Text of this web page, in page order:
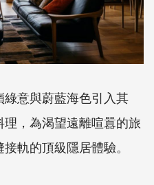
意與蔚藍海色引入其
，為渴望遠離喧囂的旅
軌的頂級隱居體驗。